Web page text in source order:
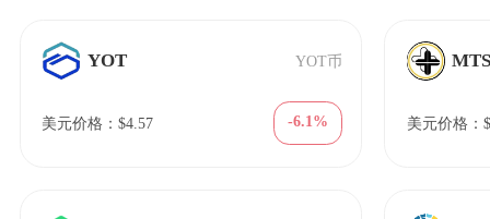
YOT YOT币
美元价格：$4.57 -6.1% 美元价格：